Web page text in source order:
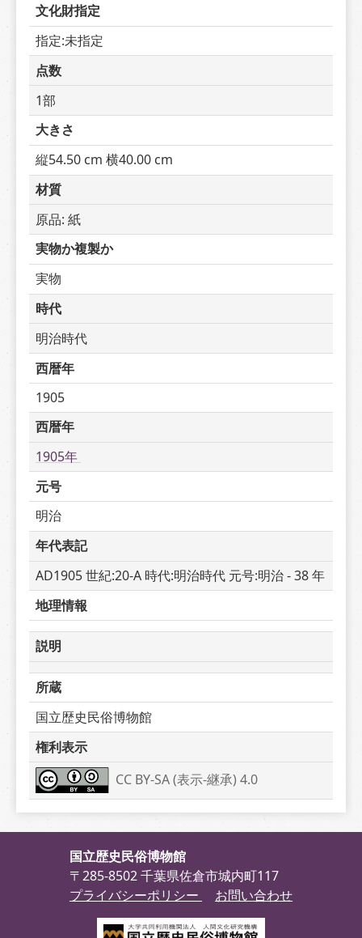
文化財指定
指定:未指定
点数
1部
大きさ
縦54.50 cm 横40.00 cm
材質
原品: 紙
実物か複製か
実物
時代
明治時代
西暦年
1905
西暦年
1905年
元号
明治
年代表記
AD1905 世紀:20-A 時代:明治時代 元号:明治 - 38 年
地理情報
説明
所蔵
国立歴史民俗博物館
権利表示
CC BY-SA (表示-継承) 4.0
国立歴史民俗博物館
〒285-8502 千葉県佐倉市城内町117
プライバシーポリシー
お問い合わせ